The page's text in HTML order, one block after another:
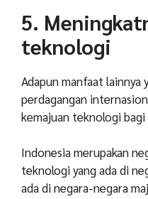
5.
teknologi
Adapun manfaat lainnya
perdagangan
kemajuan teknologi bagi
Indonesia merupakan
teknologi yang ada di
ada di negara-negara